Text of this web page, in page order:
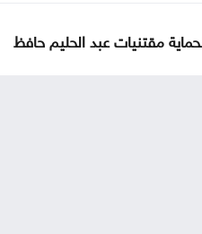
مقتنيات عبد الحليم حافظ